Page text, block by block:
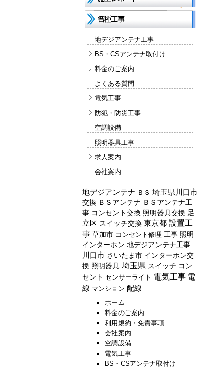
地デジアンテナ工事
BS・CSアンテナ取付け
料金のご案内
よくある質問
電気工事
防犯・防災工事
空調設備
照明器具工事
求人案内
会社案内
地デジアンテナ ＢＳ 埼玉県川口
交換 ＢＳアンテナ ＢＳアンテナ工
事 コンセント交換 照明器具交換 足
立区 スイッチ交換 東京都 設置工
事 草加市 コンセント修理 工事 照明
インターホン 地デジアンテナ工事
川口市 さいたま市 インターホン交
換 照明器具 埼玉県 スイッチ コン
セント センサーライト 電気工事 電
線 マンション 配線
ホーム
料金のご案内
利用規約・免責事項
会社案内
空調設備
電気工事
BS・CSアンテナ取付け